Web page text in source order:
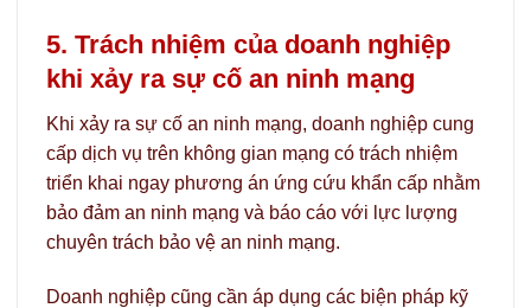
5. Trách nhiệm của doanh nghiệp
khi xảy ra sự cố an ninh mạng
Khi xảy ra sự cố an ninh mạng, doanh nghiệp cung
cấp dịch vụ trên không gian mạng có trách nhiệm
triển khai ngay phương án ứng cứu khẩn cấp nhằm
bảo đảm an ninh mạng và báo cáo với lực lượng
chuyên trách bảo vệ an ninh mạng.
Doanh nghiệp cũng cần áp dụng các biện pháp kỹ